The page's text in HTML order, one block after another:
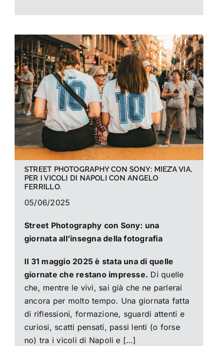
STREET PHOTOGRAPHY CON SONY: MIEZ’A VIA,
PER I VICOLI DI NAPOLI CON ANGELO
FERRILLO.
05/06/2025
Street Photography con Sony: una
giornata all’insegna della fotografia
Il 31 maggio 2025 è stata una di quelle
giornate che restano impresse. Di quelle
che, mentre le vivi, sai già che ne parlerai
ancora per molto tempo. Una giornata fatta
di riflessioni, formazione, sguardi attenti e
curiosi, scatti pensati, passi lenti (o forse
no) tra i vicoli di Napoli e […]